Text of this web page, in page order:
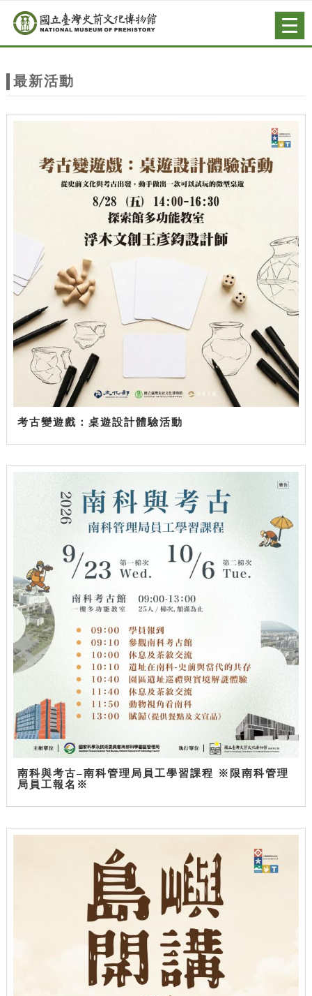
站
主
跳到主要內容
網站導覽
最新活動
考古變遊戲：桌遊設計體驗活動
南科與考古–南科管理局員工學習課程 ※限南科管理
局員工報名※